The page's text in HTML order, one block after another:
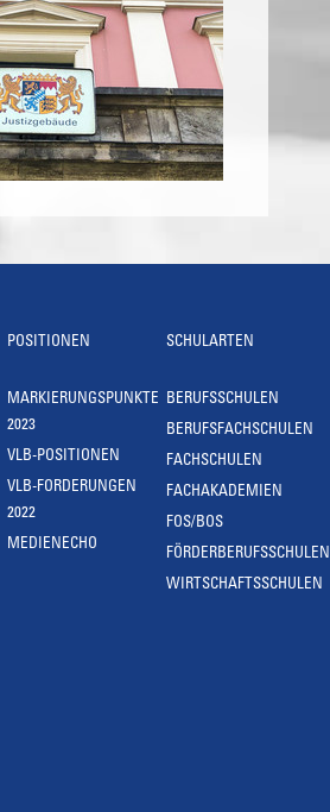
POSITIONEN
MARKIERUNGSPUNKTE
2023
VLB-POSITIONEN
VLB-FORDERUNGEN
2022
MEDIENECHO
SCHULARTEN
BERUFSSCHULEN
BERUFSFACHSCHULEN
FACHSCHULEN
FACHAKADEMIEN
FOS/BOS
FÖRDERBERUFSSCHULEN
WIRTSCHAFTSSCHULEN